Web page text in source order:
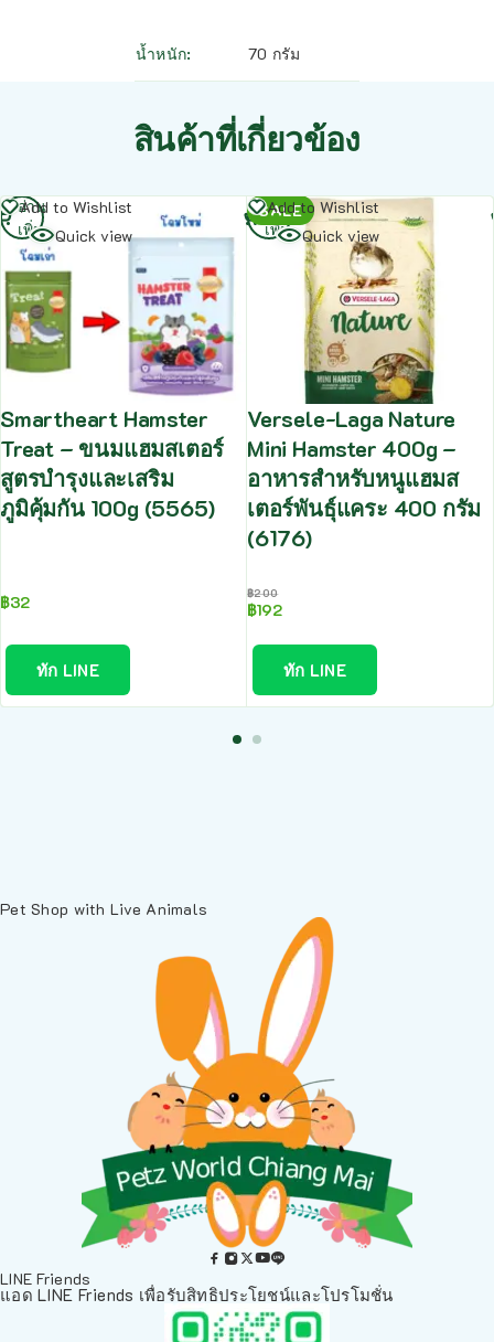
น้ำหนัก 70 กรัม
สินค้าที่เกี่ยวข้อง
Add to Wishlist
Quick view
Smartheart Hamster
Treat – ขนมแฮมสเตอร์
สูตรบำรุงและเสริม
ภูมิคุ้มกัน 100g (5565)
฿32
ทัก LINE
อ่าน
เพิ่ม
SALE
Add to Wishlist
Quick view
Versele-Laga Nature
Mini Hamster 400g –
อาหารสำหรับหนูแฮมส
เตอร์พันธุ์แคระ 400 กรัม
(6176)
฿200
฿192
ทัก LINE
อ่าน
เพิ่ม
Pet Shop with Live Animals
LINE Friends
แอด LINE Friends เพื่อรับสิทธิประโยชน์และโปรโมชั่น